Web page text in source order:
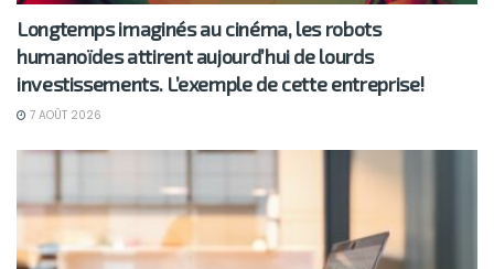
Longtemps imaginés au cinéma, les robots
humanoïdes attirent aujourd’hui de lourds
investissements. L’exemple de cette entreprise!
7 AOÛT 2026